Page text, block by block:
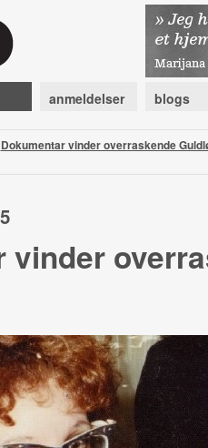
anmeldelser blogs
Dokumentar vinder overraskende
vinder